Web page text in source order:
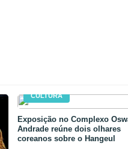
CULTURA
Exposição no Complexo
Andrade reúne dois olhares
coreanos sobre o Hangeul